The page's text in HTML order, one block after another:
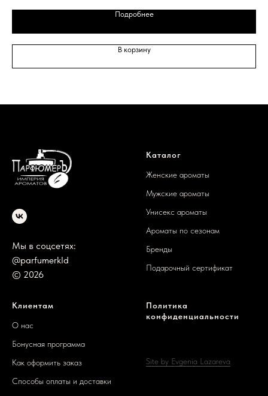
Подробнее
В корзину
Мы в соцсетях:
@parfumerkld
© 2026
Каталог
Женские ароматы
Мужские ароматы
Унисекс ароматы
Ароматы по сезонам
Бренды
Подарочный сертификат
Клиентам
О нас
Бонусная программа
Как оформить заказ
Способы оплаты и доставки
Политика
конфиденциальности
Site by Evgenia Lazareva